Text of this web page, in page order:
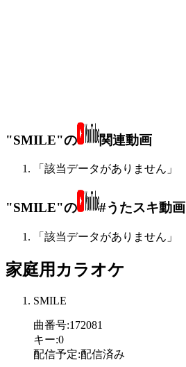
"SMILE"の 関連動画
「該当データがありません」
"SMILE"の #うたスキ動画
「該当データがありません」
家庭用カラオケ
SMILE
曲番号:172081
キー:0
配信予定:配信済み